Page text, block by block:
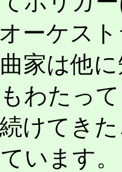
ーケス
家は他
わたっ
けてき
います